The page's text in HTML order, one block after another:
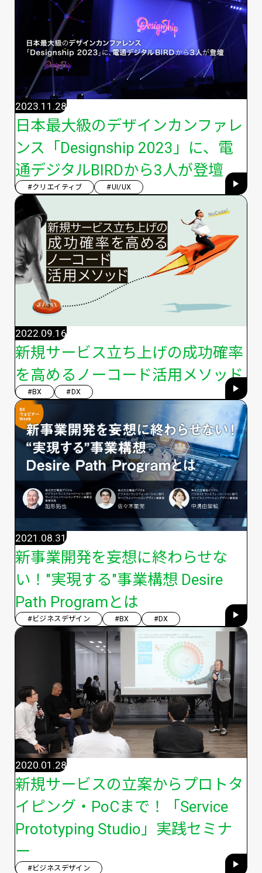
日本最大級のデザインカンファレ
ンス「Designship 2023」に、電
通デジタルBIRDから3人が登壇
2023.11.28
#クリエイティブ #UI/UX
新規サービス立ち上げの成功確率
を高めるノーコード活用メソッド
2022.09.16
#BX #DX
新事業開発を妄想に終わらせな
い！"実現する"事業構想 Desire
Path Programとは
2021.08.31
#ビジネスデザイン #BX #DX
新規サービスの立案からプロトタ
イピング・PoCまで！「Service
Prototyping Studio」実践セミナ
ー
2020.01.28
#ビジネスデザイン